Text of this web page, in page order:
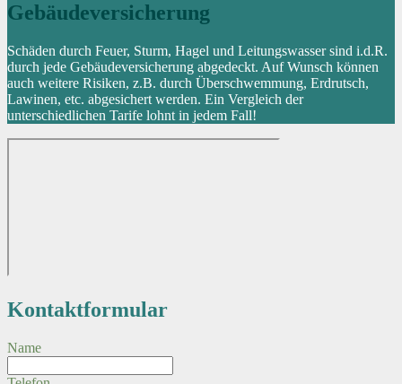
Gebäudeversicherung
Schäden durch Feuer, Sturm, Hagel und Leitungswasser sind i.d.R.
durch jede Gebäudeversicherung abgedeckt. Auf Wunsch können
auch weitere Risiken, z.B. durch Überschwemmung, Erdrutsch,
Lawinen, etc. abgesichert werden. Ein Vergleich der
unterschiedlichen Tarife lohnt in jedem Fall!
Kontaktformular
Name